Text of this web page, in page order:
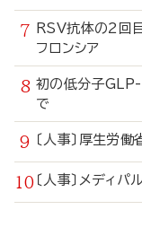
RSV抗体の2回
フロンシア
初の低分子
で
〔人事〕厚生労
〔人事〕メディ